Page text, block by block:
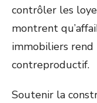
contrôler les
montrent
immobiliers
contreproductif.
Soutenir la